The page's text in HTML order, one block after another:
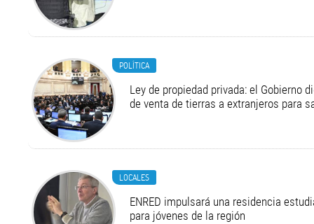
POLÍTICA
Ley de propiedad privada: el Gobierno
de venta de tierras a extranjeros para
LOCALES
ENRED impulsará una residencia
para jóvenes de la región